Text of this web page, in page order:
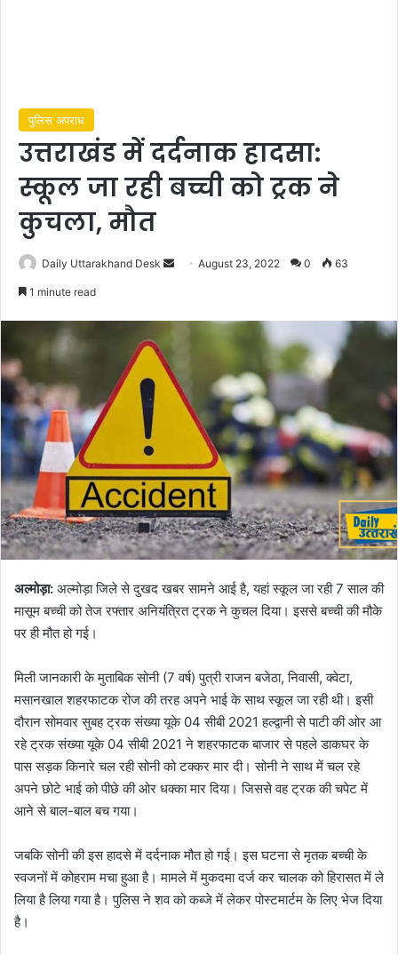
पुलिस अपराध
उत्तराखंड में दर्दनाक हादसा:
स्कूल जा रही बच्ची को ट्रक ने
कुचला, मौत
Daily Uttarakhand Desk
SendAugust 23, 2022 0 63
1 minute read
अल्मोड़ा: अल्मोड़ा जिले से दुखद खबर सामने आई है, यहां स्कूल जा रही 7 साल की
मासूम बच्ची को तेज रफ्तार अनियंत्रित ट्रक ने कुचल दिया। इससे बच्ची की मौके
पर ही मौत हो गई।
मिली जानकारी के मुताबिक सोनी (7 वर्ष) पुत्री राजन बजेठा, निवासी, क्वेटा,
मसानखाल शहरफाटक रोज की तरह अपने भाई के साथ स्कूल जा रही थी। इसी
दौरान सोमवार सुबह ट्रक संख्या यूके 04 सीबी 2021 हल्द्वानी से पाटी की ओर आ
रहे ट्रक संख्या यूके 04 सीबी 2021 ने शहरफाटक बाजार से पहले डाकघर के
पास सड़क किनारे चल रही सोनी को टक्कर मार दी। सोनी ने साथ में चल रहे
अपने छोटे भाई को पीछे की ओर धक्का मार दिया। जिससे वह ट्रक की चपेट में
आने से बाल-बाल बच गया।
जबकि सोनी की इस हादसे में दर्दनाक मौत हो गई। इस घटना से मृतक बच्ची के
स्वजनों में कोहराम मचा हुआ है। मामले में मुकदमा दर्ज कर चालक को हिरासत में ले
लिया है लिया गया है। पुलिस ने शव को कब्जे में लेकर पोस्टमार्टम के लिए भेज दिया
है।